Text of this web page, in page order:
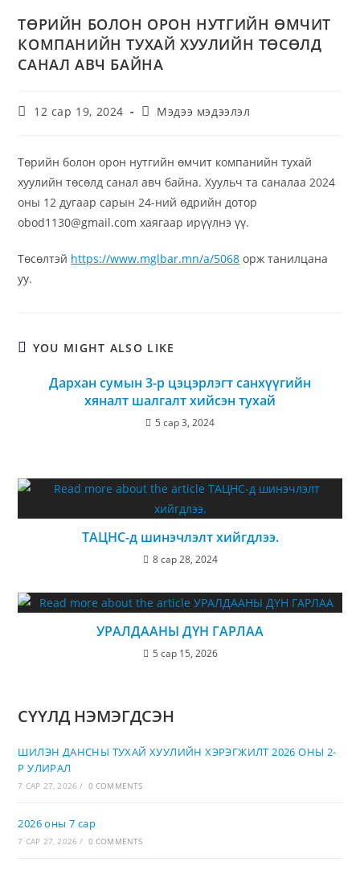
ТӨРИЙН БОЛОН ОРОН НУТГИЙН ӨМЧИТ
КОМПАНИЙН ТУХАЙ ХУУЛИЙН ТӨСӨЛД
САНАЛ АВЧ БАЙНА
12 сар 19, 2024 Мэдээ мэдээлэл
Төрийн болон орон нутгийн өмчит компанийн тухай
хуулийн төсөлд санал авч байна. Хуульч та саналаа 2024
оны 12 дугаар сарын 24-ний өдрийн дотор
obod1130@gmail.com хаягаар ирүүлнэ үү.
Төсөлтэй https://www.mglbar.mn/a/5068 орж танилцана
уу.
YOU MIGHT ALSO LIKE
Дархан сумын 3-р цэцэрлэгт санхүүгийн
хяналт шалгалт хийсэн тухай
5 сар 3, 2024
ТАЦНС-д шинэчлэлт хийгдлээ.
8 сар 28, 2024
УРАЛДААНЫ ДҮН ГАРЛАА
5 сар 15, 2026
СҮҮЛД НЭМЭГДСЭН
ШИЛЭН ДАНСНЫ ТУХАЙ ХУУЛИЙН ХЭРЭГЖИЛТ 2026 ОНЫ 2-
Р УЛИРАЛ
7 САР 27, 2026 / 0 COMMENTS
2026 оны 7 сар
7 САР 27, 2026 / 0 COMMENTS